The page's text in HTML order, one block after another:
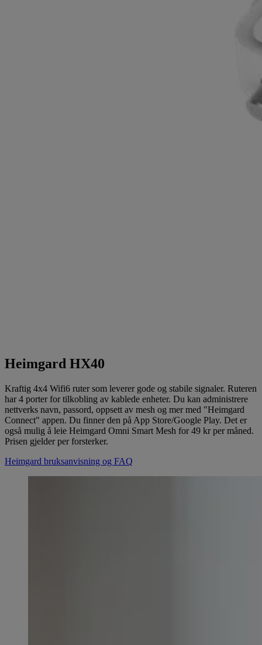
Heimgard HX40
Kraftig 4x4 Wifi6 ruter som leverer gode og stabile signaler. Ruteren
har 4 porter for tilkobling av kablede enheter. Du kan administrere
nettverks navn, passord, oppsett av mesh og mer med "Heimgard
Connect" appen. Du finner den på App Store/Google Play. Det er
også mulig å leie Heimgard Omni Smart Mesh for 49 kr per måned.
Prisen gjelder per forsterker.
Heimgard bruksanvisning og FAQ